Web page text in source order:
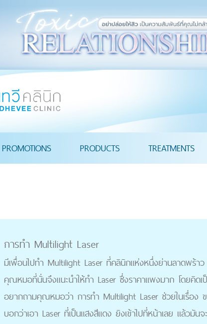
PROMOTIONS PRODUCTS TREATMENTS
การทำ Multilight Laser
มีเพื่อนไปทำ Multilight Laser ที่คลินิกแห่งหนึ่งย่านลาดพร้
คุณหมอที่นั่นจึงแนะนำให้ทำ Laser ซึ่งราคาแพงมาก โดยคิ
อยากถามคุณหมอว่า การทำ Multilight Laser ช่วยในเรื่อง
บอกว่าเอา Laser ที่เป็นแสงสีแดง ยิงเข้าไปที่หน้าเลย แล้วมัน